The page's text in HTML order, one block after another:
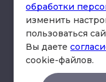
©
обработки
изменить
пользоваться
Вы даете
cookie-файлов.